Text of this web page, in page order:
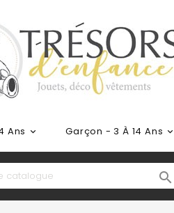

Ans 
Garçon - 3 À 14 Ans
